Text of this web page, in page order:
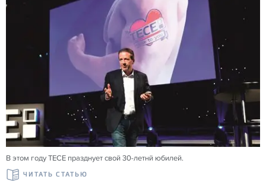
В этом году ТЕСЕ празднует свой 30-летнй юбилей.
ЧИТАТЬ СТАТЬЮ